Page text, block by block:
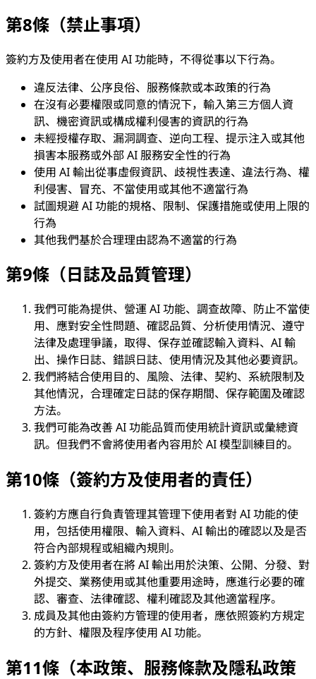
第8條（禁止事項）
簽約方及使用者在使用 AI 功能時，不得從事以下行為。
違反法律、公序良俗、服務條款或本政策的行為
在沒有必要權限或同意的情況下，輸入第三方個人資
訊、機密資訊或構成權利侵害的資訊的行為
未經授權存取、漏洞調查、逆向工程、提示注入或其他
損害本服務或外部 AI 服務安全性的行為
使用 AI 輸出從事虛假資訊、歧視性表達、違法行為、權
利侵害、冒充、不當使用或其他不適當行為
試圖規避 AI 功能的規格、限制、保護措施或使用上限的
行為
其他我們基於合理理由認為不適當的行為
第9條（日誌及品質管理）
我們可能為提供、營運 AI 功能、調查故障、防止不當使
用、應對安全性問題、確認品質、分析使用情況、遵守
法律及處理爭議，取得、保存並確認輸入資料、AI 輸
出、操作日誌、錯誤日誌、使用情況及其他必要資訊。
我們將結合使用目的、風險、法律、契約、系統限制及
其他情況，合理確定日誌的保存期間、保存範圍及確認
方法。
我們可能為改善 AI 功能品質而使用統計資訊或彙總資
訊。但我們不會將使用者內容用於 AI 模型訓練目的。
第10條（簽約方及使用者的責任）
簽約方應自行負責管理其管理下使用者對 AI 功能的使
用，包括使用權限、輸入資料、AI 輸出的確認以及是否
符合內部規程或組織內規則。
簽約方及使用者在將 AI 輸出用於決策、公開、分發、對
外提交、業務使用或其他重要用途時，應進行必要的確
認、審查、法律確認、權利確認及其他適當程序。
成員及其他由簽約方管理的使用者，應依照簽約方規定
的方針、權限及程序使用 AI 功能。
第11條（本政策、服務條款及隱私政策